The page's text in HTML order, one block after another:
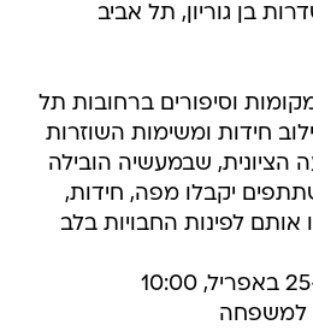
בן גוריון, תל אביב
וסיפורים ברחובות תל
חידות ומשימות השוזרות
הציונית, שבמעשיה הובילה
יקבלו מפה, חידות,
אותם לפינות החבויות בלב